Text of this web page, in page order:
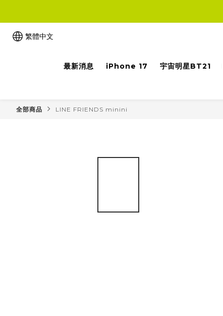
繁體中文
最新消息 iPhone 17 宇宙明星BT21
全部商品 LINE FRIENDS minini